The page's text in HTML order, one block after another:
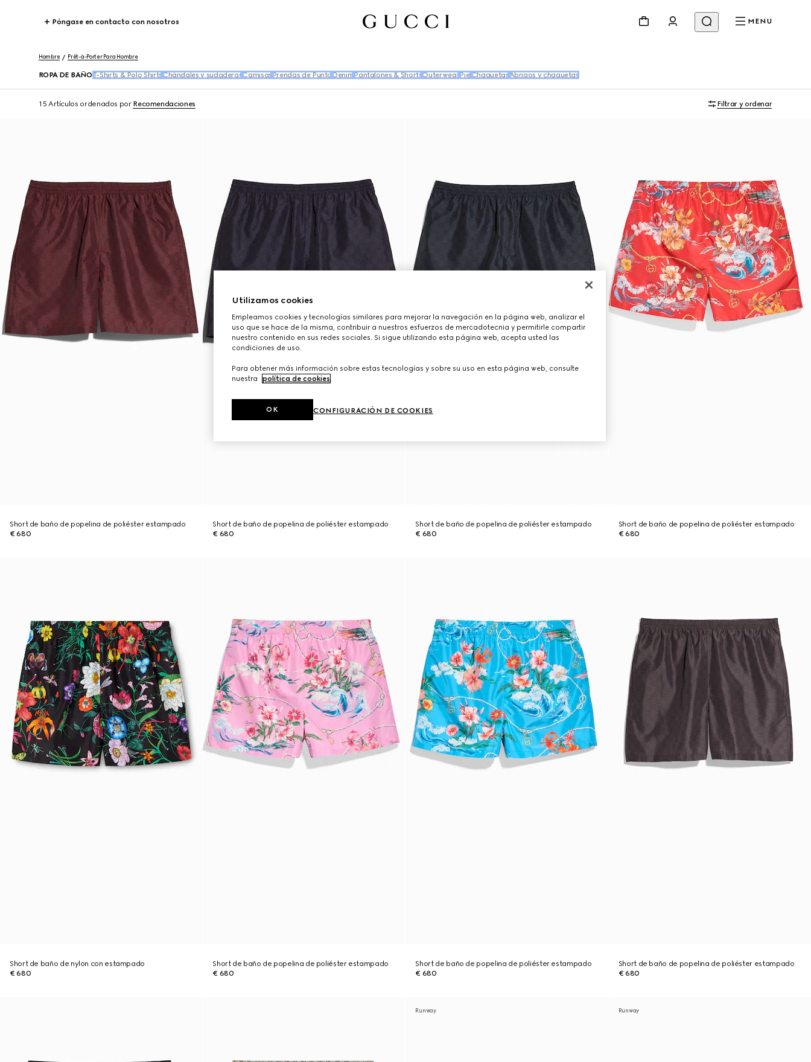
Póngase en contacto con nosotros MENU
Hombre Prêt-à-Porter Para Hombre
ROPA DE BAÑO T-Shirts & Polo Shirts Chándales y sudaderas Camisas Prendas de Punto Denim Pantalones & Shorts Outerwear Piel Chaquetas Abrigos y chaquetas
15 Artículos ordenados por Recomendaciones Filtrar y ordenar
Short de baño de popelina de poliéster estampado
€ 680
Short de baño de popelina de poliéster estampado
€ 680
Short de baño de popelina de poliéster estampado
€ 680
Short de baño de popelina de poliéster estampado
€ 680
Short de baño de nylon con estampado
€ 680
Short de baño de popelina de poliéster estampado
€ 680
Short de baño de popelina de poliéster estampado
€ 680
Short de baño de popelina de poliéster estampado
€ 680
Runway Runway
Utilizamos cookies
Empleamos cookies y tecnologías similares para mejorar la navegación en la página web, analizar el
uso que se hace de la misma, contribuir a nuestros esfuerzos de mercadotecnia y permitirle compartir
nuestro contenido en sus redes sociales. Si sigue utilizando esta página web, acepta usted las
condiciones de uso.
Para obtener más información sobre estas tecnologías y sobre su uso en esta página web, consulte
nuestra
política de cookies.
CONFIGURACIÓN DE COOKIES
OK